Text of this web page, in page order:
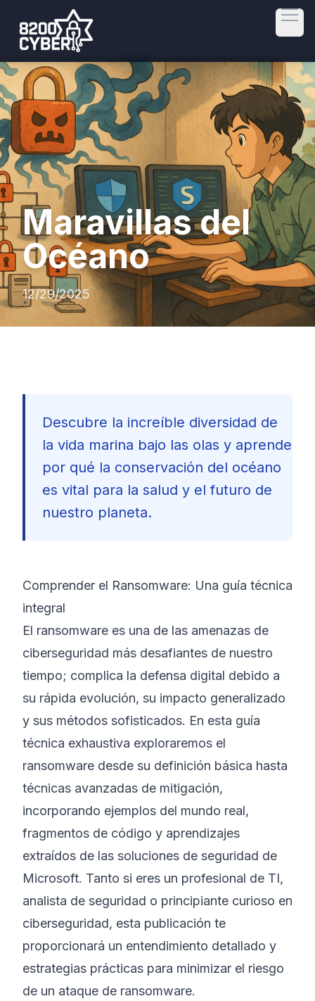
©2026 Bootcamp de Ciberseguridad 8200
Maravillas del
Océano
12/29/2025
Descubre la increíble diversidad de
la vida marina bajo las olas y aprende
por qué la conservación del océano
es vital para la salud y el futuro de
nuestro planeta.
Comprender el Ransomware: Una guía técnica
integral
El ransomware es una de las amenazas de
ciberseguridad más desafiantes de nuestro
tiempo; complica la defensa digital debido a
su rápida evolución, su impacto generalizado
y sus métodos sofisticados. En esta guía
técnica exhaustiva exploraremos el
ransomware desde su definición básica hasta
técnicas avanzadas de mitigación,
incorporando ejemplos del mundo real,
fragmentos de código y aprendizajes
extraídos de las soluciones de seguridad de
Microsoft. Tanto si eres un profesional de TI,
analista de seguridad o principiante curioso en
ciberseguridad, esta publicación te
proporcionará un entendimiento detallado y
estrategias prácticas para minimizar el riesgo
de un ataque de ransomware.